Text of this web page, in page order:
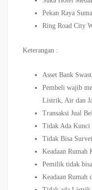
Pekan Raya
Ring Road City
Keterangan :
Asset Bank
Pembeli wajib
Listrik, Air dan
Transaksi Jual
Tidak Ada Kunci
Tidak Bisa
Keadaan Rumah
Pemilik tidak
Keadaan Rumah